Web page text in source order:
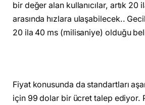
bir değer alan kullanıcılar, artık 20
arasında hızlara ulaşabilecek..
20 ila 40 ms (milisaniye) olduğu
Fiyat konusunda da standartları
için 99 dolar bir ücret talep ediyor.